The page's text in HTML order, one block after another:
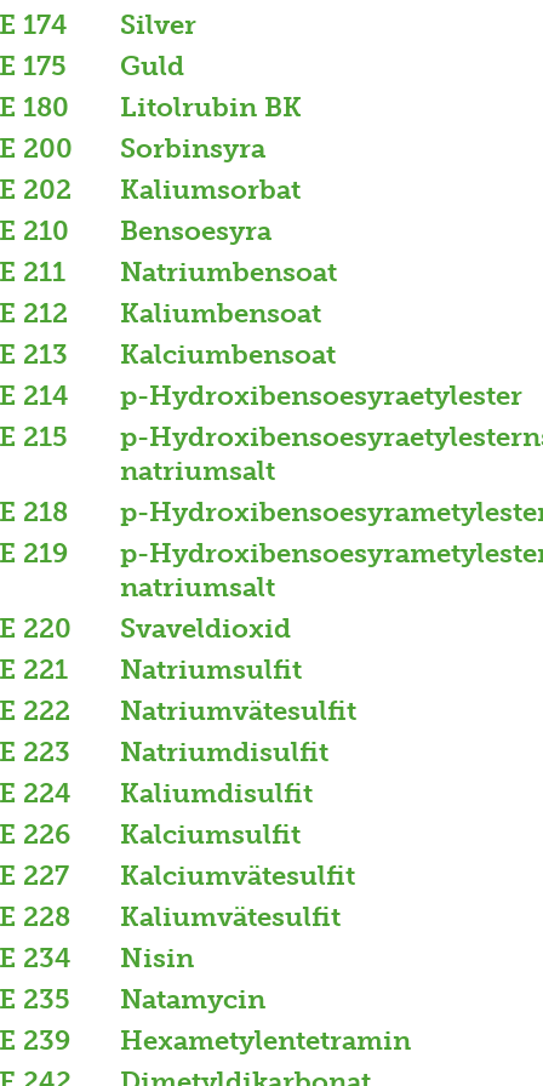
174
Silver
175
Guld
180
Litolrubin BK
200
Sorbinsyra
202
Kaliumsorbat
210
Bensoesyra
211
Natriumbensoat
212
Kaliumbensoat
213
Kalciumbensoat
214
p-Hydroxibensoesyraetylester
215
p-
natriumsalt
218
p-
219
p-
natriumsalt
220
Svaveldioxid
221
Natriumsulfit
222
Natriumvätesulfit
223
Natriumdisulfit
224
Kaliumdisulfit
226
Kalciumsulfit
227
Kalciumvätesulfit
228
Kaliumvätesulfit
234
Nisin
235
Natamycin
239
Hexametylentetramin